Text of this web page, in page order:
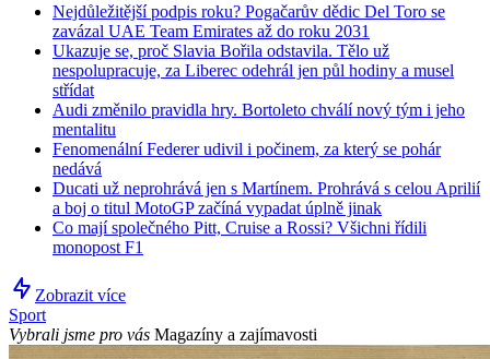
Nejdůležitější podpis roku? Pogačarův dědic Del Toro se
zavázal UAE Team Emirates až do roku 2031
Ukazuje se, proč Slavia Bořila odstavila. Tělo už
nespolupracuje, za Liberec odehrál jen půl hodiny a musel
střídat
Audi změnilo pravidla hry. Bortoleto chválí nový tým i jeho
mentalitu
Fenomenální Federer udivil i počinem, za který se pohár
nedává
Ducati už neprohrává jen s Martínem. Prohrává s celou Aprilií
a boj o titul MotoGP začíná vypadat úplně jinak
Co mají společného Pitt, Cruise a Rossi? Všichni řídili
monopost F1
Zobrazit více
Sport
Vybrali jsme pro vás Magazíny a zajímavosti